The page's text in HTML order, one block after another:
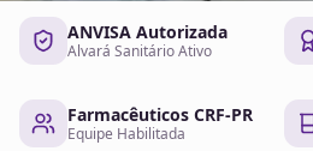
ANVISA Autorizada
Alvará Sanitário Ativo
Farmacêuticos CRF-PR
Equipe Habilitada